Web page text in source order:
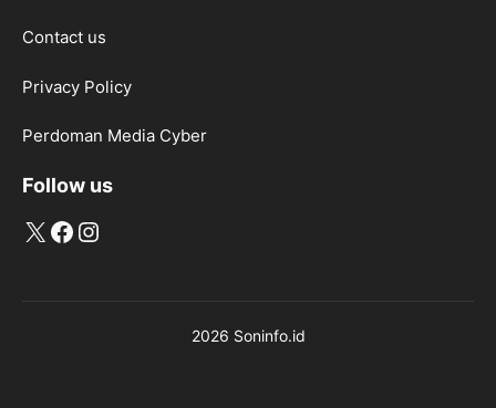
Contact us
Privacy Policy
Perdoman Media Cyber
Follow us
X Facebook
Instagram
2026 Soninfo.id